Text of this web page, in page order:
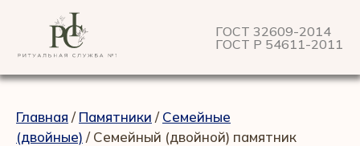
ГОСТ 32609-2014
ГОСТ Р 54611-2011
Главная /Памятники /Семейные
(двойные) / Семейный (двойной) памятник